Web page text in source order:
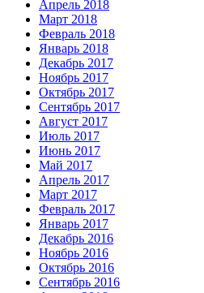
Апрель 2018
Март 2018
Февраль 2018
Январь 2018
Декабрь 2017
Ноябрь 2017
Октябрь 2017
Сентябрь 2017
Август 2017
Июль 2017
Июнь 2017
Май 2017
Апрель 2017
Март 2017
Февраль 2017
Январь 2017
Декабрь 2016
Ноябрь 2016
Октябрь 2016
Сентябрь 2016